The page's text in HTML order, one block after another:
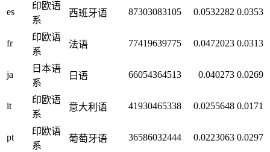
es
印欧语
系
西班牙语 87303083105 0.0532282 0.0353
fr
印欧语
系
法语 77419639775 0.0472023 0.0313
ja
日本语
系
日语 66054364513 0.040273 0.0269
it
印欧语
系
意大利语 41930465338 0.0255648 0.0171
pt
印欧语
系
葡萄牙语 36586032444 0.0223063 0.0297